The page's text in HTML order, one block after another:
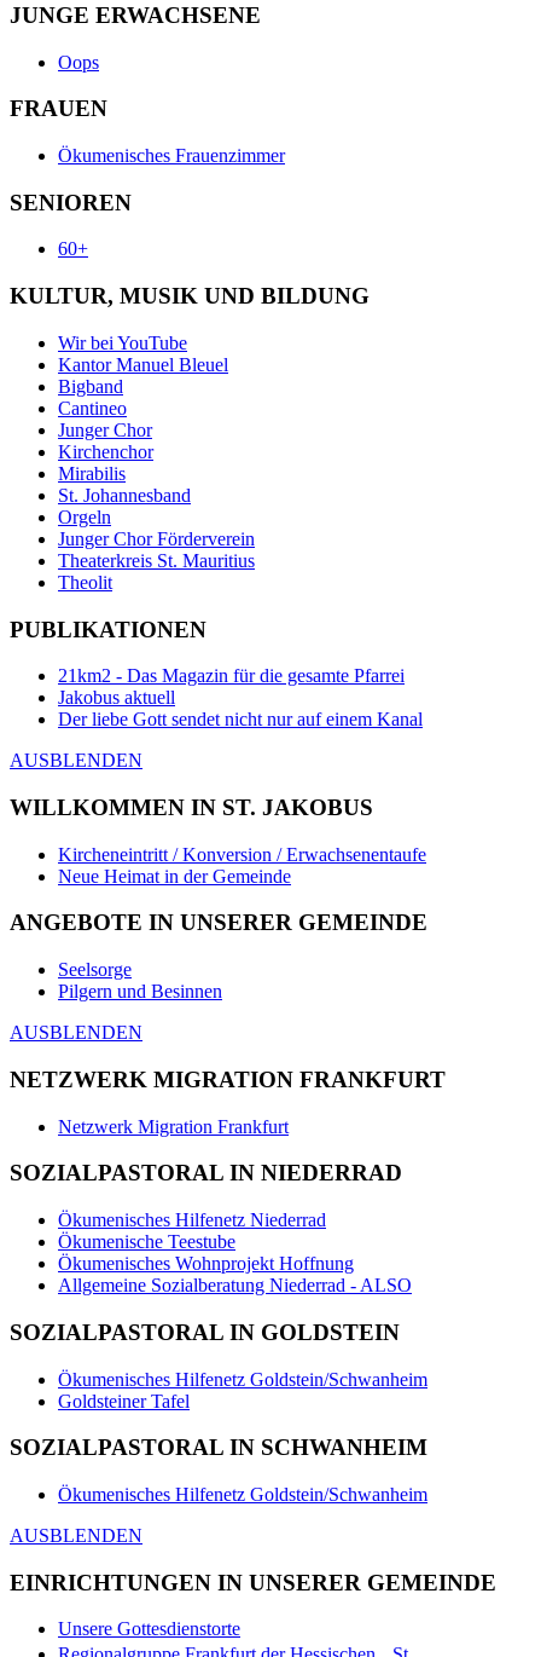
JUNGE ERWACHSENE
Oops
FRAUEN
Ökumenisches Frauenzimmer
SENIOREN
60+
KULTUR, MUSIK UND BILDUNG
Wir bei YouTube
Kantor Manuel Bleuel
Bigband
Cantineo
Junger Chor
Kirchenchor
Mirabilis
St. Johannesband
Orgeln
Junger Chor Förderverein
Theaterkreis St. Mauritius
Theolit
PUBLIKATIONEN
21km2 - Das Magazin für die gesamte Pfarrei
Jakobus aktuell
Der liebe Gott sendet nicht nur auf einem Kanal
AUSBLENDEN
WILLKOMMEN IN ST. JAKOBUS
Kircheneintritt / Konversion / Erwachsenentaufe
Neue Heimat in der Gemeinde
ANGEBOTE IN UNSERER GEMEINDE
Seelsorge
Pilgern und Besinnen
AUSBLENDEN
NETZWERK MIGRATION FRANKFURT
Netzwerk Migration Frankfurt
SOZIALPASTORAL IN NIEDERRAD
Ökumenisches Hilfenetz Niederrad
Ökumenische Teestube
Ökumenisches Wohnprojekt Hoffnung
Allgemeine Sozialberatung Niederrad - ALSO
SOZIALPASTORAL IN GOLDSTEIN
Ökumenisches Hilfenetz Goldstein/Schwanheim
Goldsteiner Tafel
SOZIALPASTORAL IN SCHWANHEIM
Ökumenisches Hilfenetz Goldstein/Schwanheim
AUSBLENDEN
EINRICHTUNGEN IN UNSERER GEMEINDE
Unsere Gottesdienstorte